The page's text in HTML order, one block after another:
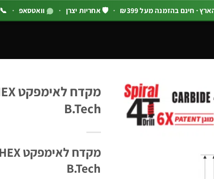
· חינם בהזמנה מעל ₪399 · 🛡️ אחריות יצרן · וואטסאפ · 📞 03-5444144 שלוחה 1
B.Tech
B.Tech